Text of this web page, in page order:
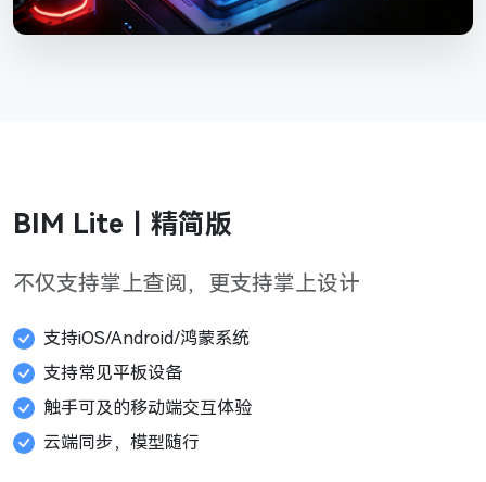
BIM Lite｜精简版
不仅支持掌上查阅，更支持掌上设计
支持iOS/Android/鸿蒙系统
支持常见平板设备
触手可及的移动端交互体验
云端同步，模型随行